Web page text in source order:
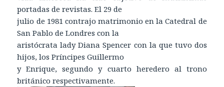
portadas de revistas. El 29 de
julio de 1981 contrajo matrimonio en la Catedral de
San Pablo de Londres con la
aristócrata lady Diana Spencer con la que tuvo dos
hijos, los Príncipes Guillermo
y Enrique, segundo y cuarto heredero al trono
británico respectivamente.